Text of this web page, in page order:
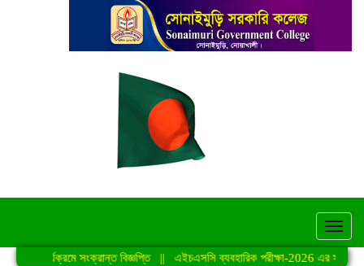
শ্রেণি কার্যক্রমে সংক্রান্ত বিজ্ঞপ্তি||এইচএসসি ব্যবহারিক পরীক্ষা-2026 এর সময়সূচি